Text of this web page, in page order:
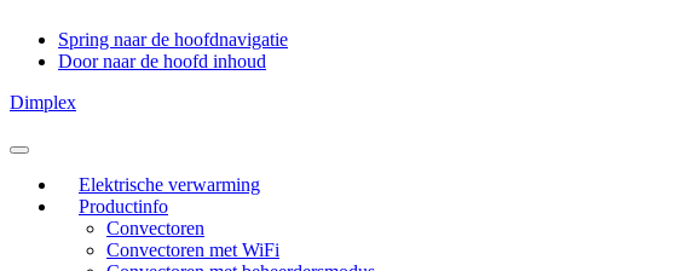
Spring naar de hoofdnavigatie
Door naar de hoofd inhoud
Dimplex
Header
RechtsElektrische verwarming
Productinfo
Convectoren
Convectoren met WiFi